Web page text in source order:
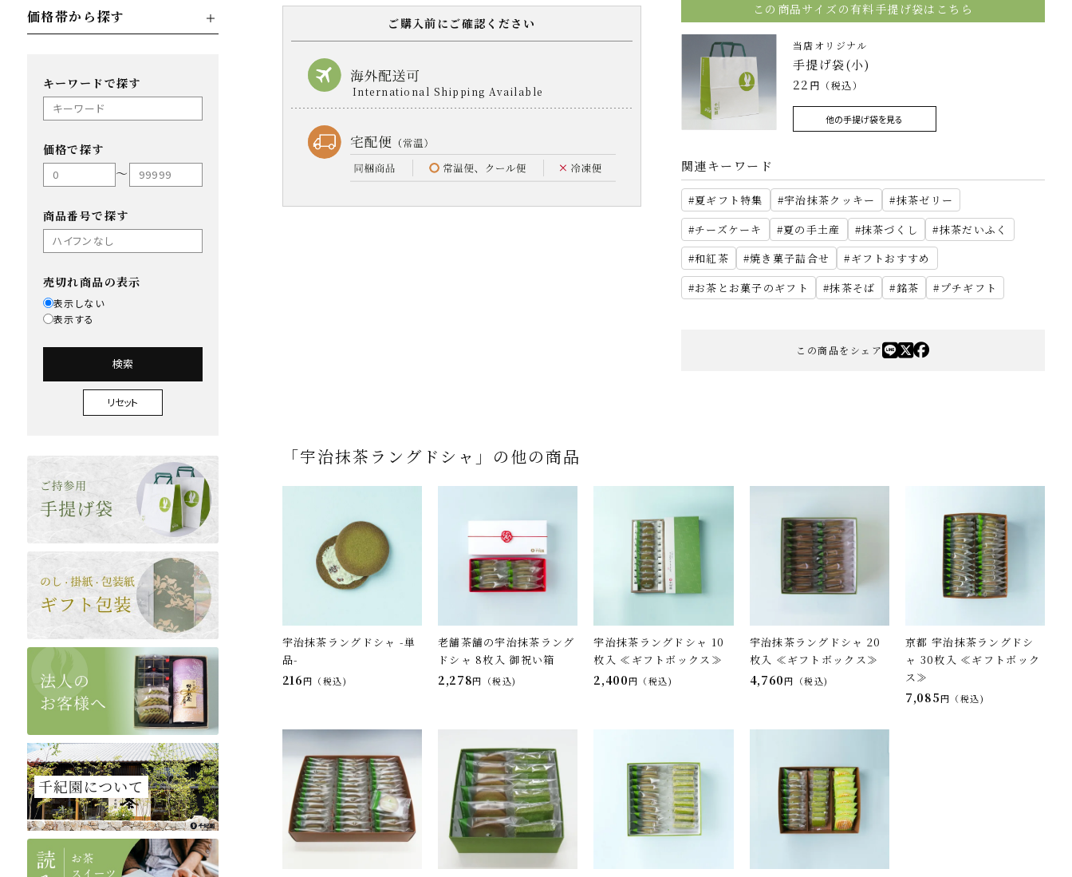
価格帯から探す
キーワードで探す
価格で探す
〜
商品番号で探す
売切れ商品の表示
表示しない
表示する
検索
リセット
ご購入前にご確認ください
この商品サイズの有料手提げ袋はこちら
当店オリジナル
手提げ袋(小)
22 円（税込）
他の手提げ袋を見る
関連キーワード
夏ギフト特集 宇治抹茶クッキー
抹茶ゼリー
チーズケーキ
夏の手土産 抹茶づくし
抹茶だいふく
和紅茶
焼き菓子詰合せ
ギフトおすすめ
お茶とお菓子のギフト
抹茶そば 銘茶 プチギフト
この商品をシェア
「宇治抹茶ラングドシャ」の他の商品
宇治抹茶ラングドシャ -単
品-
216 税込
老舗茶舗の宇治抹茶ラング
ドシャ 8枚入 御祝い箱
2,278 税込
宇治抹茶ラングドシャ 10
枚入 ≪ギフトボックス≫
2,400 税込
宇治抹茶ラングドシャ 20
枚入 ≪ギフトボックス≫
4,760 税込
京都 宇治抹茶ラングドシ
ャ 30枚入 ≪ギフトボック
ス≫
7,085 税込